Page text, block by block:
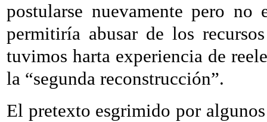
postularse nuevamente pero
permitiría abusar de los
tuvimos harta experiencia de
la “segunda reconstrucción”.
El pretexto esgrimido por